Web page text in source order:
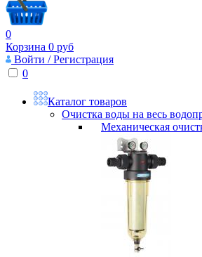
0
Корзина 0 руб
Войти / Регистрация
0
Каталог товаров
Очистка воды на весь
Механическая